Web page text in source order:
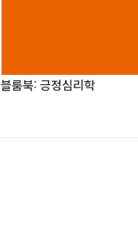
블룸북: 긍정심리학